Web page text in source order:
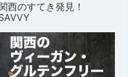
西のすてき発見！